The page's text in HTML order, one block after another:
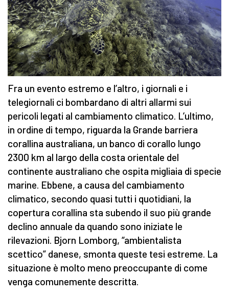
Fra un evento estremo e l’altro, i giornali e i
telegiornali ci bombardano di altri allarmi sui
pericoli legati al cambiamento climatico. L’ultimo,
in ordine di tempo, riguarda la Grande barriera
corallina australiana, un banco di corallo lungo
2300 km al largo della costa orientale del
continente australiano che ospita migliaia di specie
marine. Ebbene, a causa del cambiamento
climatico, secondo quasi tutti i quotidiani, la
copertura corallina sta subendo il suo più grande
declino annuale da quando sono iniziate le
rilevazioni. Bjorn Lomborg, “ambientalista
scettico” danese, smonta queste tesi estreme. La
situazione è molto meno preoccupante di come
venga comunemente descritta.